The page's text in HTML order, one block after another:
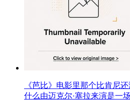
《芭比》电影里那个比肯尼
什么由迈克尔·塞拉来演是一